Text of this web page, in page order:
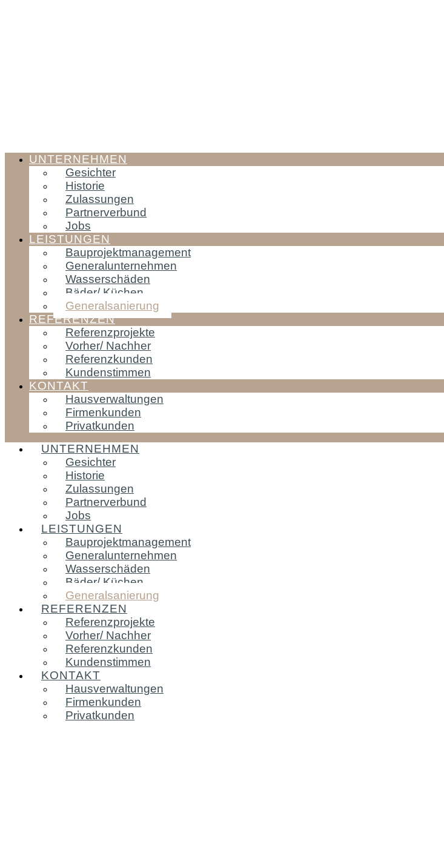
UNTERNEHMEN
Gesichter
Historie
Zulassungen
Partnerverbund
Jobs
LEISTUNGEN
Bauprojektmanagement
Generalunternehmen
Wasserschäden
Bäder/ Küchen
Generalsanierung
REFERENZEN
Referenzprojekte
Vorher/ Nachher
Referenzkunden
Kundenstimmen
KONTAKT
Hausverwaltungen
Firmenkunden
Privatkunden
UNTERNEHMEN
Gesichter
Historie
Zulassungen
Partnerverbund
Jobs
LEISTUNGEN
Bauprojektmanagement
Generalunternehmen
Wasserschäden
Bäder/ Küchen
Generalsanierung
REFERENZEN
Referenzprojekte
Vorher/ Nachher
Referenzkunden
Kundenstimmen
KONTAKT
Hausverwaltungen
Firmenkunden
Privatkunden